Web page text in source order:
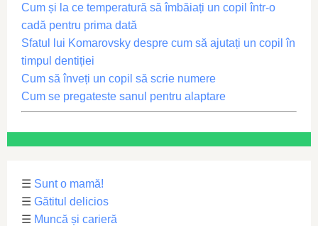
Cum și la ce temperatură să îmbăiați un copil într-o
cadă pentru prima dată
Sfatul lui Komarovsky despre cum să ajutați un copil în
timpul dentiției
Cum să înveți un copil să scrie numere
Cum se pregateste sanul pentru alaptare
☰ Sunt o mamă!
☰ Gătitul delicios
☰ Muncă și carieră